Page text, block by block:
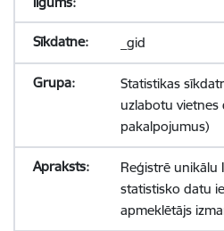
_gid
Statistikas
uzlabotu
pakalpojumus)
Reģistrē unikālu
statistisko datu
apmeklētājs